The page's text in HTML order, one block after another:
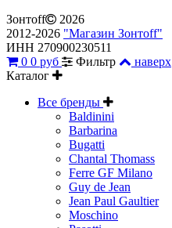
Зонтoff
2026
2012-2026 "Магазин Зонтoff"
ИНН 270900230511
0 0 руб Фильтр
наверх
Каталог
Все бренды
Baldinini
Barbarina
Bugatti
Chantal Thomass
Ferre GF Milano
Guy de Jean
Jean Paul Gaultier
Moschino